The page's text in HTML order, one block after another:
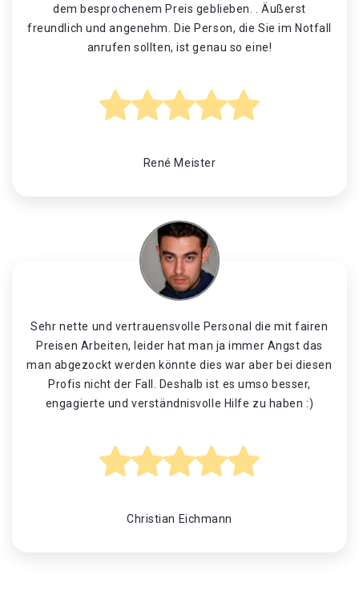
dem besprochenem Preis geblieben. . Äußerst
freundlich und angenehm. Die Person, die Sie im Notfall
anrufen sollten, ist genau so eine!
René Meister
Sehr nette und vertrauensvolle Personal die mit fairen
Preisen Arbeiten, leider hat man ja immer Angst das
man abgezockt werden könnte dies war aber bei diesen
Profis nicht der Fall. Deshalb ist es umso besser,
engagierte und verständnisvolle Hilfe zu haben :)
Christian Eichmann